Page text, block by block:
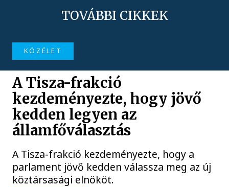
TOVÁBBI CIKKEK
KÖZÉLET
A Tisza-frakció
kezdeményezte, hogy jövő
kedden legyen az
államfőválasztás
A Tisza-frakció kezdeményezte, hogy a
parlament jövő kedden válassza meg az új
köztársasági elnököt.